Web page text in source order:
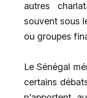
autres
souvent sous
ou groupes
Le Sénégal
certains